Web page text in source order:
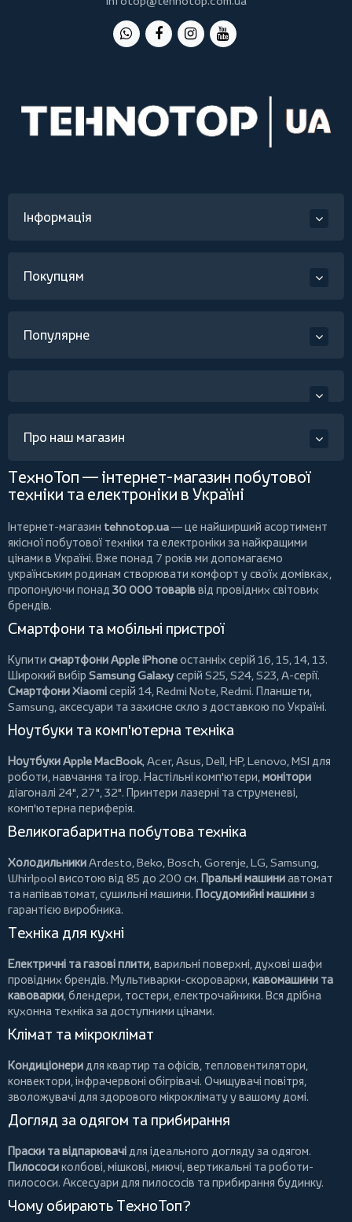
Інформація
Покупцям
Популярне
Про наш магазин
ТехноТоп — інтернет-магазин побутової
техніки та електроніки в Україні
Інтернет-магазин tehnotop.ua— це найширший асортимент
якісної побутової техніки та електроніки за найкращими
цінами в Україні. Вже понад 7 років ми допомагаємо
українським родинам створювати комфорт у своїх домівках,
пропонуючи понад 30 000 товаріввід провідних світових
брендів.
Смартфони та мобільні пристрої
Купити смартфони Apple iPhoneостанніх серій 16, 15, 14, 13.
Широкий вибір Samsung Galaxyсерій S25, S24, S23, A-серії.
Смартфони Xiaomiсерій 14, Redmi Note, Redmi. Планшети,
Samsung, аксесуари тазахисне скло з доставкою по Україні.
Ноутбуки та комп'ютерна техніка
Ноутбуки Apple MacBook,Acer,Asus,Dell,HP,Lenovo,MSI для
роботи, навчання та ігор. Настільні комп'ютери,монітори
діагоналі 24", 27", 32". Принтери лазерні та струменеві,
комп'ютерна периферія.
Великогабаритна побутова техніка
ХолодильникиArdesto,Beko,Bosch,Gorenje,LG,Samsung,
Whirlpool висотою від 85 до 200 см. Пральні машиниавтомат
та напівавтомат,сушильні машини. Посудомийні машиниз
гарантією виробника.
Техніка для кухні
Електричні та газові плити, варильні поверхні, духові шафи
провідних брендів. Мультиварки-скороварки,кавомашини та
кавоварки,блендери, тостери,електрочайники. Вся дрібна
кухонна техніка за доступними цінами.
Клімат та мікроклімат
Кондиціонеридля квартир та офісів, тепловентилятори,
конвектори,інфрачервоні обігрівачі. Очищувачі повітря,
зволожувачі для здорового мікроклімату у вашому домі.
Догляд за одягом та прибирання
Праски та відпарювачідля ідеального догляду за одягом.
Пилососиколбові,мішкові,миючі,вертикальні тароботи-
пилососи. Аксесуари для пилососів та прибирання будинку.
Чому обирають ТехноТоп?